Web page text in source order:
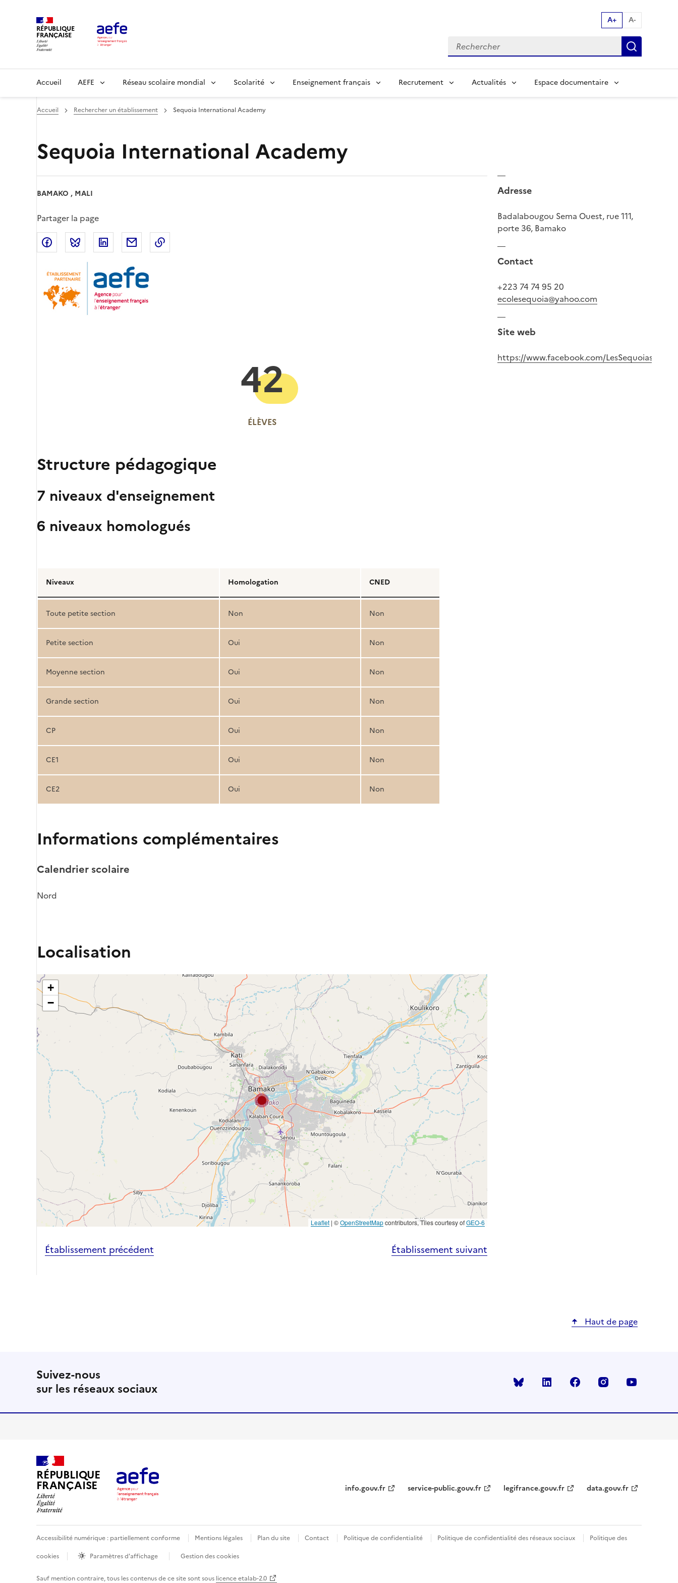
RÉPUBLIQUE
FRANÇAISE
A+ A-
Recherche par mot clés:
Main
navigation
Accueil AEFE Réseau scolaire mondial Scolarité Enseignement français Recrutement Actualités Espace documentaire
Accueil Rechercher un établissement Sequoia International Academy
Sequoia International Academy
BAMAKO , MALI
Partager la page
Partager sur Facebook
Partager sur Bluesky
Partager sur LinkedIn
Partager par email
ÉLÈVES
42
Structure pédagogique
7 niveaux d'enseignement
6 niveaux homologués
de
la
structure
pédagogique
Niveaux Homologation CNED
Toute petite section Non Non
Petite section Oui Non
Moyenne section Oui Non
Grande section Oui Non
CP Oui Non
CE1 Oui Non
CE2 Oui Non
Informations complémentaires
Calendrier scolaire
Nord
Localisation
+
−
Leaflet | ©OpenStreetMapcontributors, Tiles courtesy ofGEO-6
Établissement précédent Établissement suivant
Adresse
Badalabougou Sema Ouest, rue 111,
porte 36, Bamako
Contact
+223 74 74 95 20
ecolesequoia@yahoo.com
Site web
https://www.facebook.com/LesSequoiasBko/
Haut de page
Suivez-nous
sur les réseaux sociaux
Bluesky linkedin facebook instagram
RÉPUBLIQUE
FRANÇAISE info.gouv.fr service-public.gouv.fr legifrance.gouv.fr data.gouv.fr
Accessibilité numérique : partiellement conforme Mentions légales Plan du site Contact Politique de confidentialité Politique de confidentialité des réseaux sociaux
Politique des
cookies
Paramètres d'affichage Gestion des cookies
Sauf mention contraire, tous les contenus de ce site sont sous licence etalab-2.0